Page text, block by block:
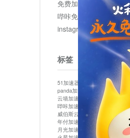
免费加速器
哔咔免费加速服务器
instagram网页版登录
标签
51加速器 bitznet hidecat i7加
panda加速器
snap加速器 vp加
云墙加速器
云速加速器
哔咔加速器
哔咔哔咔加速器
威伯斯云
小明加速器 小蓝鸟
年付加速器
心阶云 快连 怎
月光加速器
机场加速器 松果